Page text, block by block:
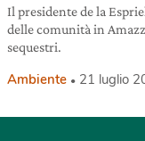
Il presidente de la
delle comunità in
sequestri.
Ambiente 21 luglio